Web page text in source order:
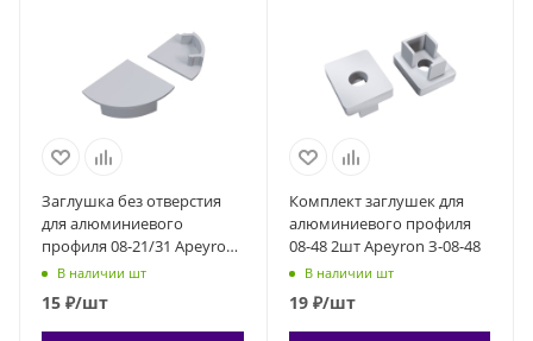
Заглушка без отверстия
для алюминиевого
профиля 08-21/31 Apeyron
3-08-21-1
В наличии шт
15 ₽/шт
Комплект заглушек для
алюминиевого профиля
08-48 2шт Apeyron З-08-48
В наличии шт
19₽/шт